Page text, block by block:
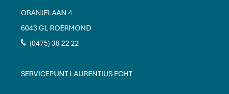
ORANJELAAN 4
6043 GL ROERMOND
J (0475) 38 22 22
SERVICEPUNT LAURENTIUS ECHT